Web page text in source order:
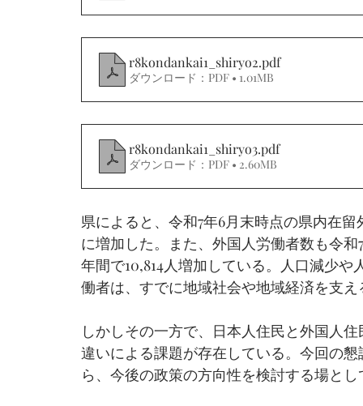
r8kondankai1_shiryo2.pdf
ダウンロード：PDF • 1.01MB
r8kondankai1_shiryo3.pdf
ダウンロード：PDF • 2.60MB
県によると、令和7年6月末時点の県内在
に増加した。また、外国人労働者数も令和
年間で10,814人増加している。人口減少
働者は、すでに地域社会や地域経済を支
しかしその一方で、日本人住民と外国人
違いによる課題が存在している。今回の
ら、今後の政策の方向性を検討する場と